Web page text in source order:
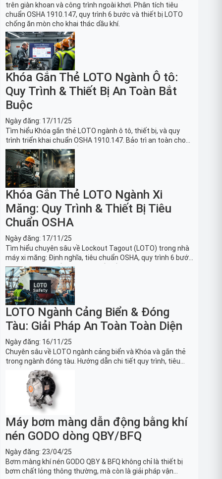
trên giàn khoan và công trình ngoài khơi. Phân tích tiêu
chuẩn OSHA 1910.147, quy trình 6 bước và thiết bị LOTO
chống ăn mòn cho khai thác dầu khí.
Khóa Gắn Thẻ LOTO Ngành Ô tô:
Quy Trình & Thiết Bị An Toàn Bắt
Buộc
Ngày đăng: 17/11/25
Tìm hiểu Khóa gắn thẻ LOTO ngành ô tô, thiết bị, và quy
trình triển khai chuẩn OSHA 1910.147. Bảo trì an toàn cho
robot, băng tải sản xuất ô tô và dây chuyền lắp ráp xe hơi.
Khóa Gắn Thẻ LOTO Ngành Xi
Măng: Quy Trình & Thiết Bị Tiêu
Chuẩn OSHA
Ngày đăng: 17/11/25
Tìm hiểu chuyên sâu về Lockout Tagout (LOTO) trong nhà
máy xi măng: Định nghĩa, tiêu chuẩn OSHA, quy trình 6 bước
và danh sách thiết bị LOTO thiết yếu. Giải pháp bảo trì lò
nung, máy nghiền an toàn.
LOTO Ngành Cảng Biển & Đóng
Tàu: Giải Pháp An Toàn Toàn Diện
Ngày đăng: 16/11/25
Chuyên sâu về LOTO ngành cảng biển và Khóa và gắn thẻ
trong ngành đóng tàu. Hướng dẫn chi tiết quy trình, tiêu
chuẩn OSHA, thiết bị và Giải pháp LOTO trong công nghiệp
đóng tàu toàn diện.
Máy bơm màng dẫn động bằng khí
nén GODO dòng QBY/BFQ
Ngày đăng: 23/04/25
Bơm màng khí nén GODO QBY & BFQ không chỉ là thiết bị
bơm chất lỏng thông thường, mà còn là giải pháp vận